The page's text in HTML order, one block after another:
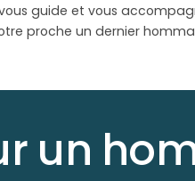
guide et vous
proche un dernier
un